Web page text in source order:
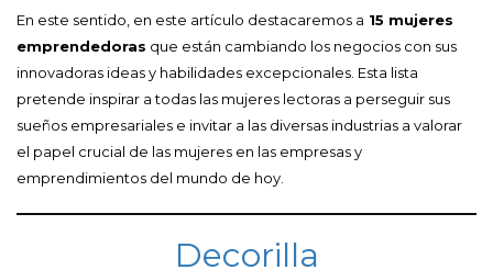
En este sentido, en este artículo destacaremos a 15 mujeres
emprendedoras que están cambiando los negocios con sus
innovadoras ideas y habilidades excepcionales. Esta lista
pretende inspirar a todas las mujeres lectoras a perseguir sus
sueños empresariales e invitar a las diversas industrias a valorar
el papel crucial de las mujeres en las empresas y
emprendimientos del mundo de hoy.
Decorilla